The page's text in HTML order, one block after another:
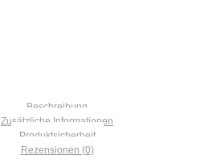
Beschreibung
Zusätzliche Informationen
Produktsicherheit
Rezensionen (0)